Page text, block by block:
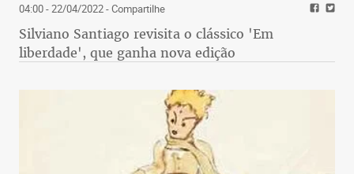
04:00 - 22/04/2022- Compartilhe
Silviano Santiago revisita o clássico 'Em
liberdade', que ganha nova edição